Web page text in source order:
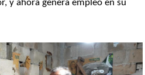
y ahora genera empleo en su